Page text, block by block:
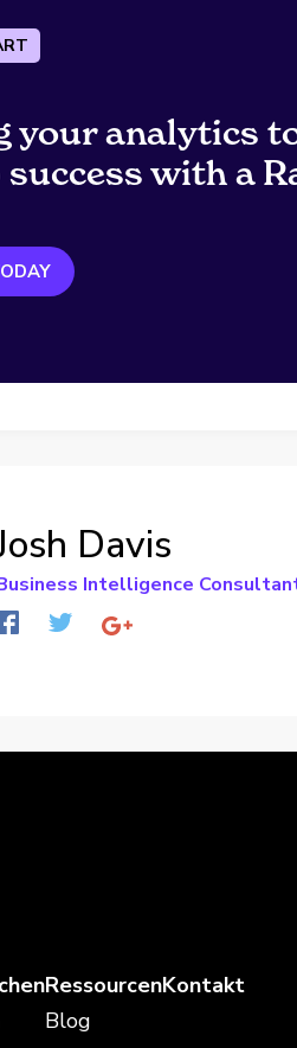
your analytics
success with a
Davis
Intelligence
Ressourcen
Blog
Kontakt